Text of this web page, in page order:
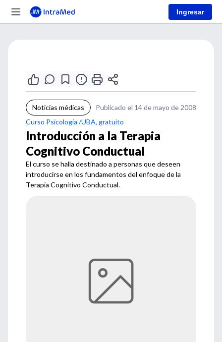
Ingresar
Noticias médicas
Publicado el 14 de mayo de 2008
Curso Psicología /UBA, gratuito
Introducción a la Terapia
Cognitivo Conductual
El curso se halla destinado a personas que deseen
introducirse en los fundamentos del enfoque de la
Terapia Cognitivo Conductual.